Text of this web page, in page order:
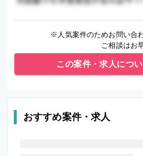
※人気案件のためお問い合
ご相談はお
この案件・求人につ
おすすめ案件・求人